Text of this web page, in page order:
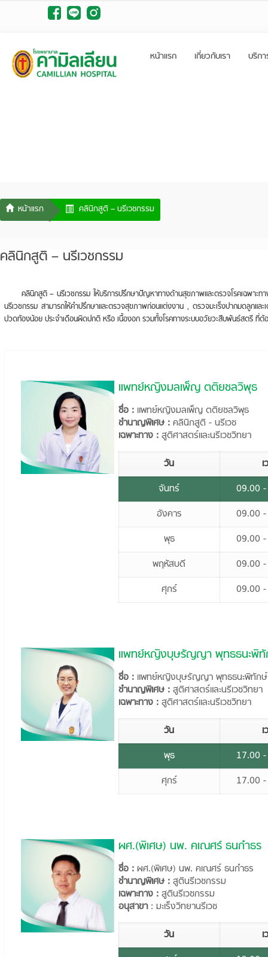
หน้าแรก เกี่ยวกับเรา บริก
คลินิกสูติ – นรีเวชกรรม
คลินิกสูติ – นรีเวชกรรม
คลินิกสูติ – นรีเวชกรรม ให้บริการปรึกษาปัญหาทางด้านสุขภาพและตรวจโรคเฉพาะ
นรีเวชกรรม สามารถให้คำปรึกษาและตรวจสุขภาพก่อนแต่งงาน , ตรวจมะเร็งปากมดลูก
ปวดท้องน้อย ประจำเดือนผิดปกติ หรือ เนื้องอก รวมทั้งโรคทางระบบอวัยวะสีบพันธ์สตรี ที่
แพทย์หญิงมลเพ็ญ ตติยชลวิพุธ
ชื่อ :แพทย์หญิงมลเพ็ญ ตติยชลวิพุธ
ชำนาญพิเศษ :คลินิกสูติ - นรีเวช
เฉพาะทาง :สูติศาสตร์และนรีเวชวิทยา
วัน
จันทร์
09.00
อังคาร
09.00
พุธ
09.00
พฤหัสบดี
09.00
ศุกร์
09.00
แพทย์หญิงบุษรัญญา พุทธธนะพิ
ชื่อ : แพทย์หญิงบุษรัญญา พุทธธนะพิทักษ์
ชำนาญพิเศษ :สูติศาสตร์และนรีเวชวิทยา
เฉพาะทาง :สูติศาสตร์และนรีเวชวิทยา
วัน
พุธ
17.00
ศุกร์
17.00
ผศ.(พิเศษ) นพ. คเณศร์ ธนกำธร
ชื่อ :ผศ.(พิเศษ) นพ. คเณศร์ ธนกำธร
ชำนาญพิเศษ :สูตินรีเวชกรรม
เฉพาะทาง :สูตินรีเวชกรรม
อนุสาขา: มะเร็งวิทยานรีเวช
วัน